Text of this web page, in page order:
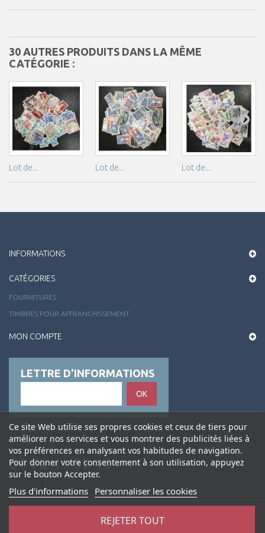
30 AUTRES PRODUITS DANS LA MÊME
CATÉGORIE :
Lot de... Lot de... Lot de...
INFORMATIONS
CATÉGORIES
FOURNITURES
TIMBRES POUR AFFRANCHISSEMENT
MON COMPTE
LETTRE D'INFORMATIONS
OK
Alliance Philatélie , 50 rue de la Charité 69002
LYON France
04 72 41 82 10
Ce site Web utilise ses propres cookies et ceux de tiers pour
améliorer nos services et vous montrer des publicités liées à
vos préférences en analysant vos habitudes de navigation.
Pour donner votre consentement à son utilisation, appuyez
sur le bouton Accepter.
Plus d'informations Personnaliser les cookies
REJETER TOUT